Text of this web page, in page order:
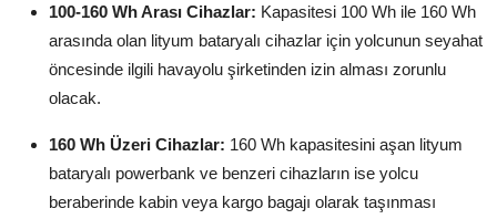
100-160 Wh Arası Cihazlar: Kapasitesi 100 Wh ile 160 Wh
arasında olan lityum bataryalı cihazlar için yolcunun seyahat
öncesinde ilgili havayolu şirketinden izin alması zorunlu
olacak.
160 Wh Üzeri Cihazlar: 160 Wh kapasitesini aşan lityum
bataryalı powerbank ve benzeri cihazların ise yolcu
beraberinde kabin veya kargo bagajı olarak taşınması